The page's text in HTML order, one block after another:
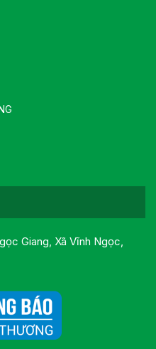
Giang, Xã Vĩnh Ngọc,